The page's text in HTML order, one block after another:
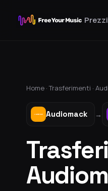
Prezzi
Home ·Trasferimenti ·
Audiomack →